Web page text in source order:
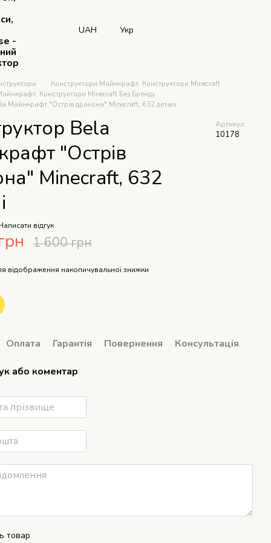
-
UAH Укр
Конструктори Майнкрафт, Конструктори Minecraft
Конструктори Minecraft Без Бренду
Майнкрафт "Острів дракона" Minecraft, 632 деталі
Bela
"Острів
Minecraft, 632
Артикул
10178
відгук
1 600 грн
відображення накопичувальної знижки
Оплата Гарантія Повернення Консультація
або коментар
товар